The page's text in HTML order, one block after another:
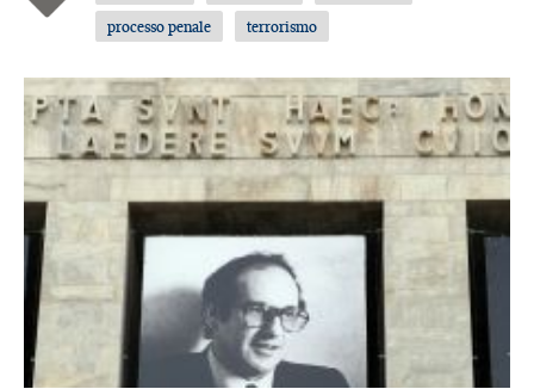
processo penale
terrorismo